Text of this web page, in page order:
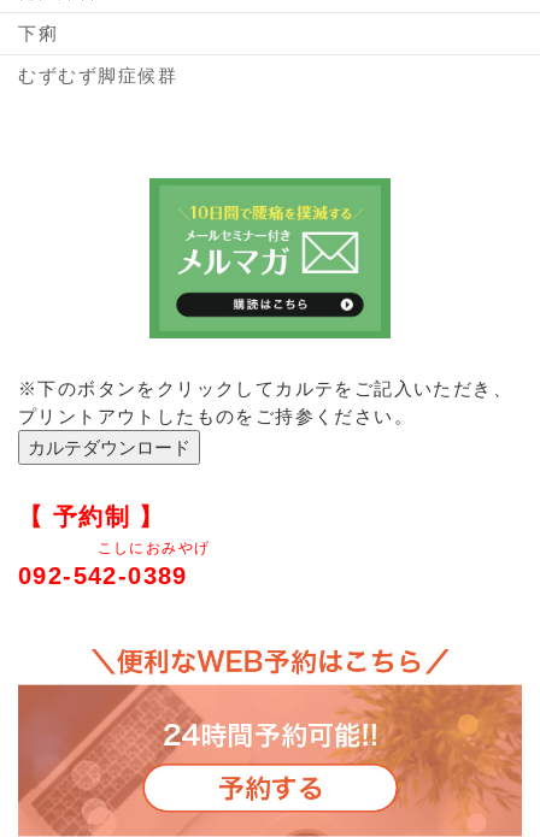
下痢
むずむず脚症候群
※下のボタンをクリックしてカルテをご記入いただき、
プリントアウトしたものをご持参ください。
【 予約制 】
こしにおみやげ
092-542-0389